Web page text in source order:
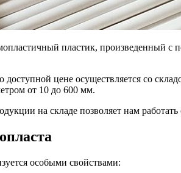
пластик, произведенный
доступной цене осуществляется со
от 10 до 600 мм.
на складе позволяет нам
особыми свойствами: